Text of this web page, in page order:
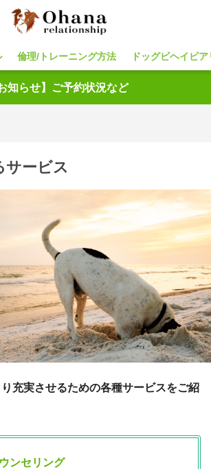
倫理/トレーニング方法 ドッグビヘイビ
お知らせ】ご予約状況など
サービス
充実させるための各種サービスをご紹
ンセリング